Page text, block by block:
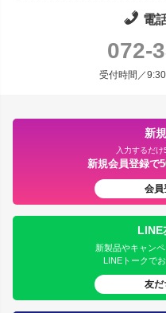
電
072-
受付時間／
新
入力するだけ
新規会員登録で
会員
LINE
新製品やキャン
LINEトークで
友だ